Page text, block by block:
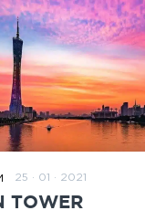
ZUM BEITRAG
25 · 01 · 2021
TOWER